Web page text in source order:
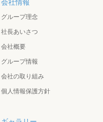
会社情報
グループ理念
社長あいさつ
会社概要
グループ情報
会社の取り組み
個人情報保護方針